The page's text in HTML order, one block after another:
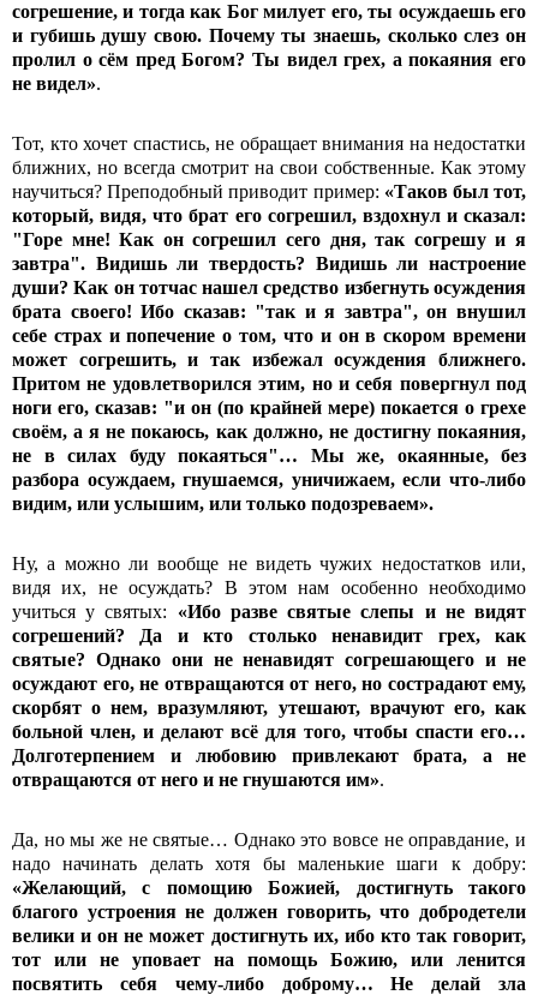
согрешение, и тогда как Бог милует его, ты осуждаешь его
и губишь душу свою. Почему ты знаешь, сколько слез он
пролил о сём пред Богом? Ты видел грех, а покаяния его
не видел».
Тот, кто хочет спастись, не обращает внимания на недостатки
ближних, но всегда смотрит на свои собственные. Как этому
научиться? Преподобный приводит пример: «Таков был тот,
который, видя, что брат его согрешил, вздохнул и сказал:
"Горе мне! Как он согрешил сего дня, так согрешу и я
завтра". Видишь ли твердость? Видишь ли настроение
души? Как он тотчас нашел средство избегнуть осуждения
брата своего! Ибо сказав: "так и я завтра", он внушил
себе страх и попечение о том, что и он в скором времени
может согрешить, и так избежал осуждения ближнего.
Притом не удовлетворился этим, но и себя повергнул под
ноги его, сказав: "и он (по крайней мере) покается о грехе
своём, а я не покаюсь, как должно, не достигну покаяния,
не в силах буду покаяться"… Мы же, окаянные, без
разбора осуждаем, гнушаемся, уничижаем, если что-либо
видим, или услышим, или только подозреваем».
Ну, а можно ли вообще не видеть чужих недостатков или,
видя их, не осуждать? В этом нам особенно необходимо
учиться у святых: «Ибо разве святые слепы и не видят
согрешений? Да и кто столько ненавидит грех, как
святые? Однако они не ненавидят согрешающего и не
осуждают его, не отвращаются от него, но сострадают ему,
скорбят о нем, вразумляют, утешают, врачуют его, как
больной член, и делают всё для того, чтобы спасти его…
Долготерпением и любовию привлекают брата, а не
отвращаются от него и не гнушаются им».
Да, но мы же не святые… Однако это вовсе не оправдание, и
надо начинать делать хотя бы маленькие шаги к добру:
«Желающий, с помощию Божией, достигнуть такого
благого устроения не должен говорить, что добродетели
велики и он не может достигнуть их, ибо кто так говорит,
тот или не уповает на помощь Божию, или ленится
посвятить себя чему-либо доброму… Не делай зла